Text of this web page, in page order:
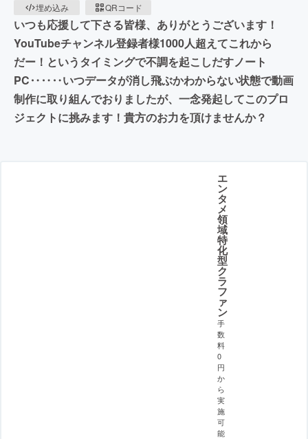
埋め込み
QRコード
いつも応援して下さる皆様、ありがとうございます！
YouTubeチャンネル登録者様1000人超えてこれから
だー！というタイミングで不調を起こしだすノート
PC‥‥‥いつデータが消し飛ぶかわからない状態で動画
制作に取り組んでおりましたが、一念発起してこのプロ
ジェクトに挑みます！貴方のお力を頂けませんか？
エ
ン
タ
メ
領
域
特
化
型
ク
ラ
フ
ァ
ン
手
数
料
0
円
か
ら
実
施
可
能